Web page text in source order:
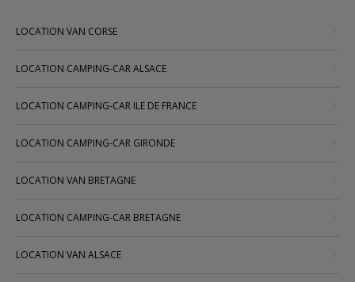
LOCATION VAN CORSE
LOCATION CAMPING-CAR ALSACE
LOCATION CAMPING-CAR ILE DE FRANCE
LOCATION CAMPING-CAR GIRONDE
LOCATION VAN BRETAGNE
LOCATION CAMPING-CAR BRETAGNE
LOCATION VAN ALSACE